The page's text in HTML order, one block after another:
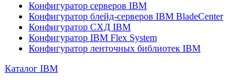
Конфигуратор серверов IBM
Конфигуратор блейд-серверов IBM BladeCenter
Конфигуратор СХД IBM
Конфигуратор IBM Flex System
Конфигуратор ленточных библиотек IBM
Каталог IBM